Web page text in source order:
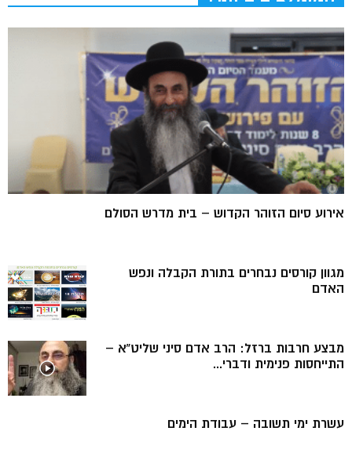
אירוע סיום הזוהר הקדוש – בית מדרש הסולם
מגוון קורסים נבחרים בתורת הקבלה ונפש
האדם
מבצע חרבות ברזל: הרב אדם סיני שליט”א –
התייחסות פנימית ודברי...
עשרת ימי תשובה – עבודת הימים